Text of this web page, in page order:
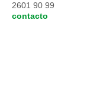
2601 90 99
contacto